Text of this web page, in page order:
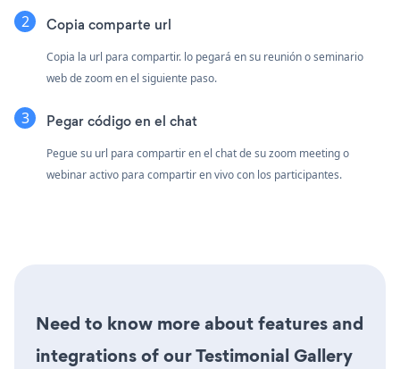
Copia comparte url
Copia la url para compartir. lo pegará en su reunión o seminario
web de zoom en el siguiente paso.
Pegar código en el chat
Pegue su url para compartir en el chat de su zoom meeting o
webinar activo para compartir en vivo con los participantes.
Need to know more about features and
integrations of our Testimonial Gallery